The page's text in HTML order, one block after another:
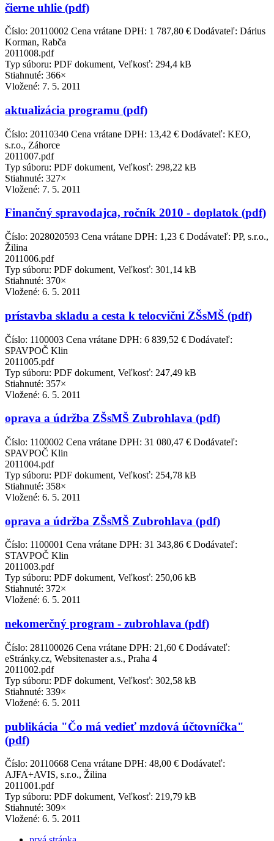
čierne uhlie (pdf)
Číslo: 20110002 Cena vrátane DPH: 1 787,80 € Dodávateľ: Dárius
Korman, Rabča
2011008.pdf
Typ súboru: PDF dokument, Veľkosť: 294,4 kB
Stiahnuté: 366×
Vložené: 7. 5. 2011
aktualizácia programu (pdf)
Číslo: 20110340 Cena vrátane DPH: 13,42 € Dodávateľ: KEO,
s.r.o., Záhorce
2011007.pdf
Typ súboru: PDF dokument, Veľkosť: 298,22 kB
Stiahnuté: 327×
Vložené: 7. 5. 2011
Finančný spravodajca, ročník 2010 - doplatok (pdf)
Číslo: 2028020593 Cena vrátane DPH: 1,23 € Dodávateľ: PP, s.r.o.,
Žilina
2011006.pdf
Typ súboru: PDF dokument, Veľkosť: 301,14 kB
Stiahnuté: 370×
Vložené: 6. 5. 2011
prístavba skladu a cesta k telocvični ZŠsMŠ (pdf)
Číslo: 1100003 Cena vrátane DPH: 6 839,52 € Dodávateľ:
SPAVPOČ Klin
2011005.pdf
Typ súboru: PDF dokument, Veľkosť: 247,49 kB
Stiahnuté: 357×
Vložené: 6. 5. 2011
oprava a údržba ZŠsMŠ Zubrohlava (pdf)
Číslo: 1100002 Cena vrátane DPH: 31 080,47 € Dodávateľ:
SPAVPOČ Klin
2011004.pdf
Typ súboru: PDF dokument, Veľkosť: 254,78 kB
Stiahnuté: 358×
Vložené: 6. 5. 2011
oprava a údržba ZŠsMŠ Zubrohlava (pdf)
Číslo: 1100001 Cena vrátane DPH: 31 343,86 € Dodávateľ:
STAVPOČ Klin
2011003.pdf
Typ súboru: PDF dokument, Veľkosť: 250,06 kB
Stiahnuté: 372×
Vložené: 6. 5. 2011
nekomerčný program - zubrohlava (pdf)
Číslo: 281100026 Cena vrátane DPH: 21,60 € Dodávateľ:
eStránky.cz, Websitenaster a.s., Praha 4
2011002.pdf
Typ súboru: PDF dokument, Veľkosť: 302,58 kB
Stiahnuté: 339×
Vložené: 6. 5. 2011
publikácia "Čo má vedieť mzdová účtovníčka"
(pdf)
Číslo: 20110668 Cena vrátane DPH: 48,00 € Dodávateľ:
AJFA+AVIS, s.r.o., Žilina
2011001.pdf
Typ súboru: PDF dokument, Veľkosť: 219,79 kB
Stiahnuté: 309×
Vložené: 6. 5. 2011